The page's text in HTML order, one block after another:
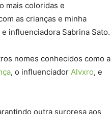
mais coloridas e
as crianças e minha
influenciadora Sabrina Sato.
nomes conhecidos como a
, o influenciador Alvxro, e
outra surpresa aos